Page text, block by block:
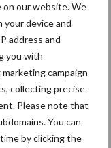
our website. We
your device and
address and
you with
campaign
collecting precise
Please note that
You can
by clicking the